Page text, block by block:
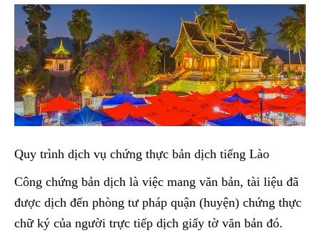
Quy trình dịch vụ chứng thực bản dịch tiếng Lào
Công chứng bản dịch là việc mang văn bản, tài liệu đã
được dịch đến phòng tư pháp quận (huyện) chứng thực
chữ ký của người trực tiếp dịch giấy tờ văn bản đó.